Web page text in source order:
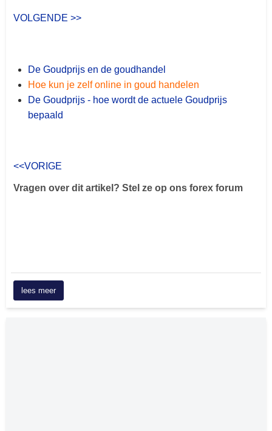
VOLGENDE >>
De Goudprijs en de goudhandel
Hoe kun je zelf online in goud handelen
De Goudprijs - hoe wordt de actuele Goudprijs
bepaald
<<VORIGE
Vragen over dit artikel? Stel ze op ons forex forum
lees meer